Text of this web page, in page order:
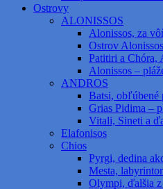
Ostrovy
ALONISSOS
Alonissos, za
Ostrov
Patitiri a Chóra,
Alonissos –
ANDROS
Batsi, obľúbené
Grias Pidima –
Vitali, Sineti a
Elafonisos
Chios
Pyrgi, dedina
Mesta,
Olympi, ďalšia